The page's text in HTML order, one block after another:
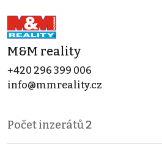
M&M reality
+420 296 399 006
info@mmreality.cz
Počet inzerátů2